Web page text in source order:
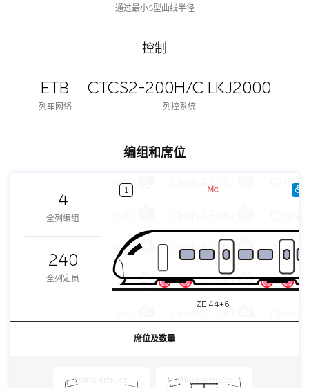
通过最小S型曲线半径
控制
ETB
列车网络
CTCS2-200H/C LKJ2000
列控系统
编组和席位
4
全列编组
240
全列定员
1 Mc
ZE 44+6
席位及数量
china-emu.cn china-emu.cn